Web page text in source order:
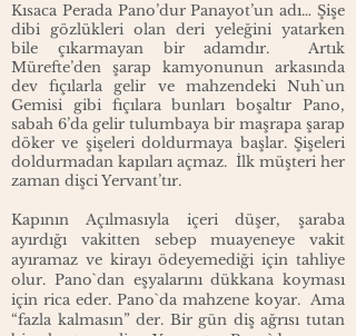
Kısaca Perada Pano’dur Panayot’un adı… Şişe
dibi gözlükleri olan deri yeleğini yatarken
bile çıkarmayan bir adamdır. Artık
Mürefte’den şarap kamyonunun arkasında
dev fıçılarla gelir ve mahzendeki Nuh`un
Gemisi gibi fıçılara bunları boşaltır Pano,
sabah 6’da gelir tulumbaya bir maşrapa şarap
döker ve şişeleri doldurmaya başlar. Şişeleri
doldurmadan kapıları açmaz. İlk müşteri her
zaman dişci Yervant’tır.
Kapının Açılmasıyla içeri düşer, şaraba
ayırdığı vakitten sebep muayeneye vakit
ayıramaz ve kirayı ödeyemediği için tahliye
olur. Pano`dan eşyalarını dükkana koyması
için rica eder. Pano`da mahzene koyar. Ama
“fazla kalmasın” der. Bir gün diş ağrısı tutan